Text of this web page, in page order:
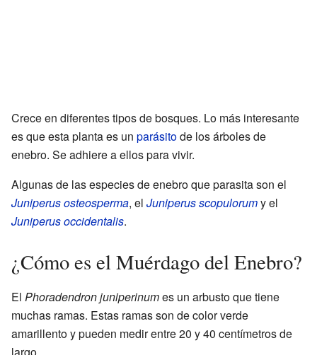
Crece en diferentes tipos de bosques. Lo más interesante
es que esta planta es un parásitode los árboles de
enebro. Se adhiere a ellos para vivir.
Algunas de las especies de enebro que parasita son el
Juniperus osteosperma, el Juniperus scopulorumy el
Juniperus occidentalis.
¿Cómo es el Muérdago del Enebro?
El Phoradendron juniperinumes un arbusto que tiene
muchas ramas. Estas ramas son de color verde
amarillento y pueden medir entre 20 y 40 centímetros de